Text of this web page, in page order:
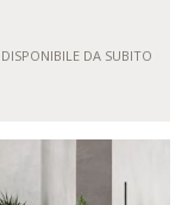
DISPONIBILE DA SUBITO